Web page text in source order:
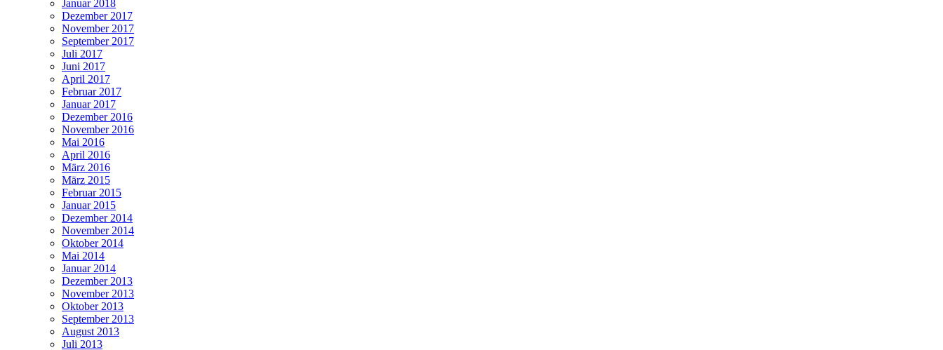
Januar 2018
Dezember 2017
November 2017
September 2017
Juli 2017
Juni 2017
April 2017
Februar 2017
Januar 2017
Dezember 2016
November 2016
Mai 2016
April 2016
März 2016
März 2015
Februar 2015
Januar 2015
Dezember 2014
November 2014
Oktober 2014
Mai 2014
Januar 2014
Dezember 2013
November 2013
Oktober 2013
September 2013
August 2013
Juli 2013